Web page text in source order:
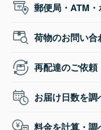
郵便局・ATM
荷物のお問い合
再配達のご依頼
お届け日数を調
料金を計算・調